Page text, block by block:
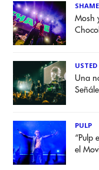
SHAME
Mosh
USTED
Una
PULP
“Pulp
el